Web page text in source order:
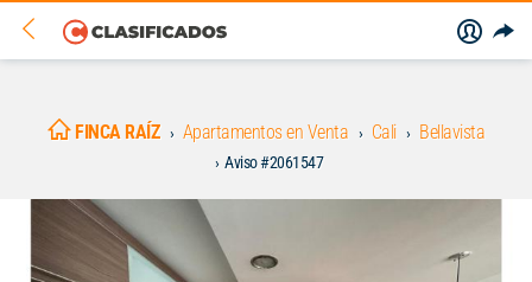
FINCA RAÍZ Apartamentos en Venta Cali Bellavista
Aviso #2061547